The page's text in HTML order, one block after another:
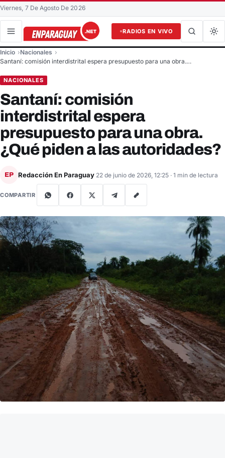
Viernes, 7 De Agosto De 2026
RADIOS EN VIVO
Buscar en el sitio
Inicio
Nacionales
Santaní: comisión interdistrital espera presupuesto para una obra.…
NACIONALES
Santaní: comisión
interdistrital espera
presupuesto para una obra.
¿Qué piden a las autoridades?
EP Redacción En Paraguay 22 de junio de 2026, 12:25 · 1 min de lectura
COMPARTIR